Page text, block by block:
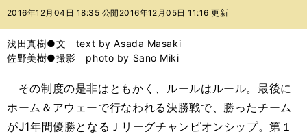
バ
2016年12月04日 18:35 公開 2016年12月05日 11:16 更新
浅田真樹●文 text by Asada Masaki
佐野美樹●撮影 photo by Sano Miki
その制度の是非はともかく、ルールはルール。最後に
ホーム＆アウェーで行なわれる決勝戦で、勝ったチーム
がJ1年間優勝となるＪリーグチャンピオンシップ。第１